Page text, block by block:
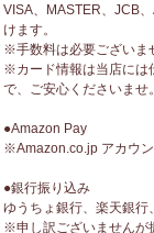
VISA、MASTER、JCB
けます。
※手数料は必要ございま
※カード情報は当店には
で、ご安心くださいませ。
●Amazon Pay
※Amazon.co.jp アカウン
●銀行振り込み
ゆうちょ銀行、楽天銀行
※申し訳ございませんが